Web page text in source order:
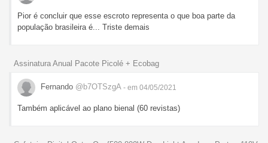
Pior é concluir que esse escroto representa o que boa parte da
população brasileira é... Triste demais
Assinatura Anual Pacote Picolé + Ecobag
Fernando @b7OTSzgA - em 04/05/2021
Também aplicável ao plano bienal (60 revistas)